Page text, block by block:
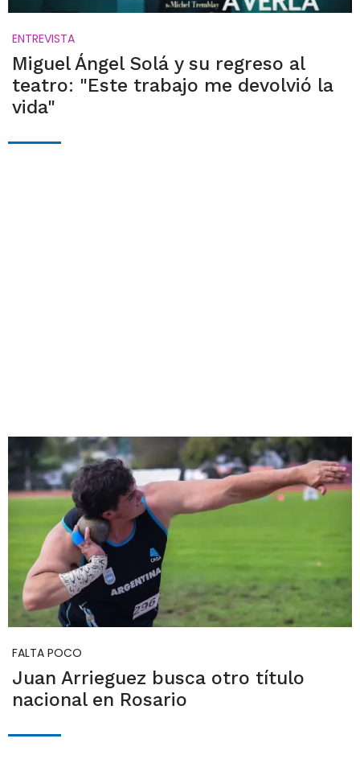
ENTREVISTA
Miguel Ángel Solá y su regreso al
teatro: "Este trabajo me devolvió la
vida"
FALTA POCO
Juan Arrieguez busca otro título
nacional en Rosario